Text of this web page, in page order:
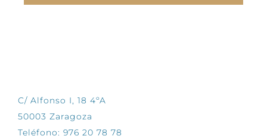
C/ Alfonso I, 18 4ºA
50003 Zaragoza
Teléfono: 976 20 78 78